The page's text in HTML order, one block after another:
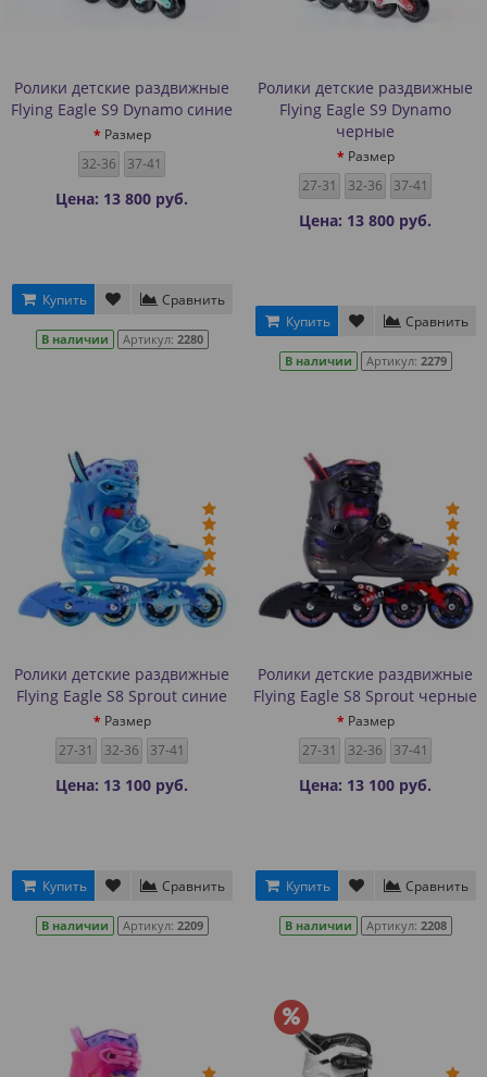
Ролики детские раздвижные
Flying Eagle S9 Dynamo синие
Размер
32-36
37-41
Цена: 13 800 руб.
Купить Сравнить
В наличии Артикул: 2280
Ролики детские раздвижные
Flying Eagle S9 Dynamo
черные
Размер
27-31
32-36 37-41
Цена: 13 800 руб.
Купить Сравнить
В наличии Артикул: 2279
Ролики детские раздвижные
Flying Eagle S8 Sprout синие
Размер
27-31
32-36 37-41
Цена: 13 100 руб.
Купить Сравнить
В наличии Артикул: 2209
Ролики детские раздвижные
Flying Eagle S8 Sprout черные
Размер
27-31
32-36 37-41
Цена: 13 100 руб.
Купить Сравнить
В наличии Артикул: 2208